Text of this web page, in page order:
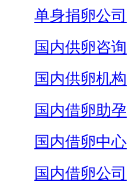
单身捐卵公司
国内供卵咨询
国内供卵机构
国内借卵助孕
国内借卵中心
国内借卵公司